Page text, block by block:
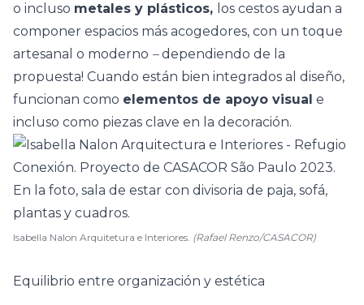
o incluso metales y plásticos, los cestos ayudan a
componer espacios más acogedores, con un toque
artesanal o moderno –dependiendo de la
propuesta! Cuando están bien integrados al diseño,
funcionan como elementos de apoyo visual e
incluso como piezas clave en la decoración.
Isabella Nalon Arquitetura e Interiores. (Rafael Renzo/CASACOR)
Equilibrio entre organización y estética